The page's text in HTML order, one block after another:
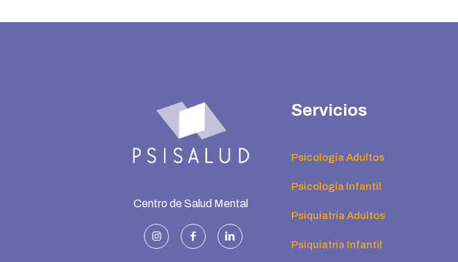
Centro de Salud Mental
Servicios
Psicología Adultos
Psicología Infantil
Psiquiatría Adultos
Psiquiatría Infantil